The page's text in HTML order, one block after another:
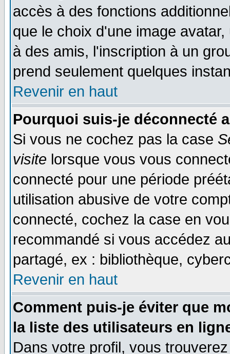
accès à des fonctions
que le choix d'une image
à des amis, l'inscription à un
prend seulement quelques
Revenir en haut
Pourquoi suis-je déconnecté
Si vous ne cochez pas la case
visite lorsque vous vous
connecté pour une période
utilisation abusive de votre
connecté, cochez la case en
recommandé si vous accédez
partagé, ex : bibliothèque,
Revenir en haut
Comment puis-je éviter que
la liste des utilisateurs en
Dans votre profil, vous